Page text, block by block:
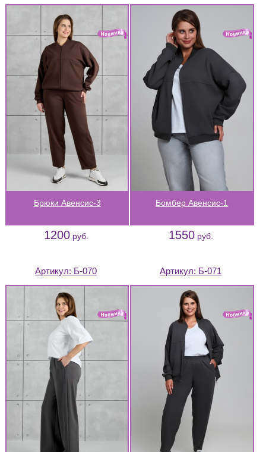
Брюки Авенсис-3
1200руб.
Бомбер Авенсис-1
1550руб.
Артикул: Б-070 Артикул: Б-071